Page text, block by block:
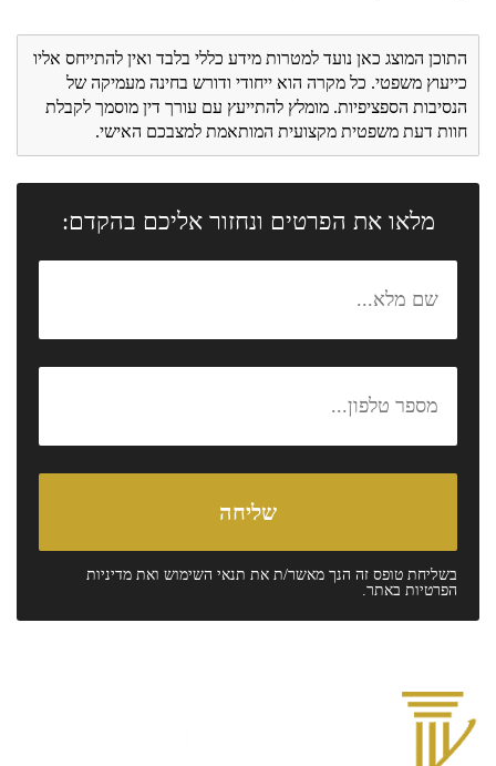
התוכן המוצג כאן נועד למטרות מידע כללי בלבד ואין להתייחס אליו
כייעוץ משפטי. כל מקרה הוא ייחודי ודורש בחינה מעמיקה של
הנסיבות הספציפיות. מומלץ להתייעץ עם עורך דין מוסמך לקבלת
חוות דעת משפטית מקצועית המותאמת למצבכם האישי.
מלאו את הפרטים ונחזור אליכם בהקדם:
בשליחת טופס זה הנך מאשר/ת את תנאי השימוש ואת מדיניות
הפרטיות באתר.